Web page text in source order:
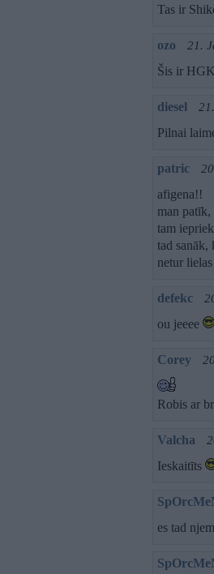
Tas ir
ozo 21.
Šis ir
diesel
Pilnai
patric
afigena!!
man
tam
tad sanāk,
netur
defekc
ou jeeee
Corey
Robis ar
Valcha
Ieskaitīts
es tad